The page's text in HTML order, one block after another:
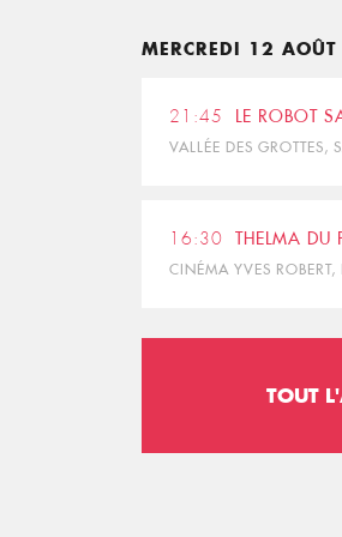
MERCREDI 12
21:45 LE ROBOT
VALLÉE DES GROTTES,
16:30 THELMA DU
CINÉMA YVES ROBERT,
TOUT